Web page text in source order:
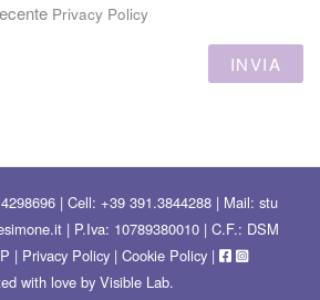
Privacy Policy
| Cell: +39 391.3844288 | Mail: stu
| P.Iva: 10789380010 | C.F.: DSM
| Privacy Policy | Cookie Policy |
with love by Visible Lab.